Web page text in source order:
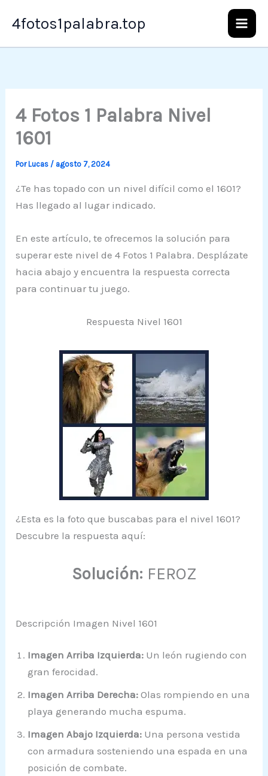
4fotos1palabra.top
4 Fotos 1 Palabra Nivel
1601
PorLucas / agosto 7, 2024
¿Te has topado con un nivel difícil como el 1601?
Has llegado al lugar indicado.
En este artículo, te ofrecemos la solución para
superar este nivel de 4 Fotos 1 Palabra. Desplázate
hacia abajo y encuentra la respuesta correcta
para continuar tu juego.
Respuesta Nivel 1601
¿Esta es la foto que buscabas para el nivel 1601?
Descubre la respuesta aquí:
Solución: FEROZ
Descripción Imagen Nivel 1601
Imagen Arriba Izquierda: Un león rugiendo con
gran ferocidad.
Imagen Arriba Derecha: Olas rompiendo en una
playa generando mucha espuma.
Imagen Abajo Izquierda: Una persona vestida
con armadura sosteniendo una espada en una
posición de combate.